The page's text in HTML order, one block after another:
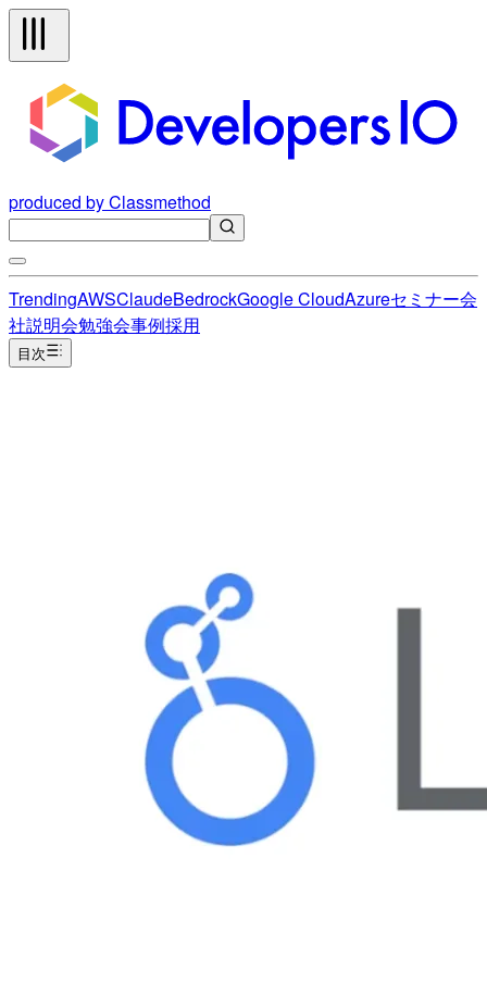
produced by Classmethod
TrendingAWSClaudeBedrockGoogle CloudAzureセミナー会
社説明会勉強会事例採用
目次